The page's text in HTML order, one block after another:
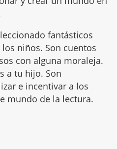
fantásticos
los niños. Son cuentos
con alguna moraleja.
a tu hijo. Son
e incentivar a los
mundo de la lectura.